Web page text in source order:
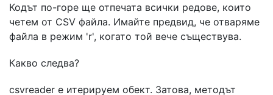
Кодът по-горе ще отпечата всички редове, които
четем от CSV файла. Имайте предвид, че отваряме
файла в режим 'r', когато той вече съществува.
Какво следва?
csvreader е итерируем обект. Затова, методът